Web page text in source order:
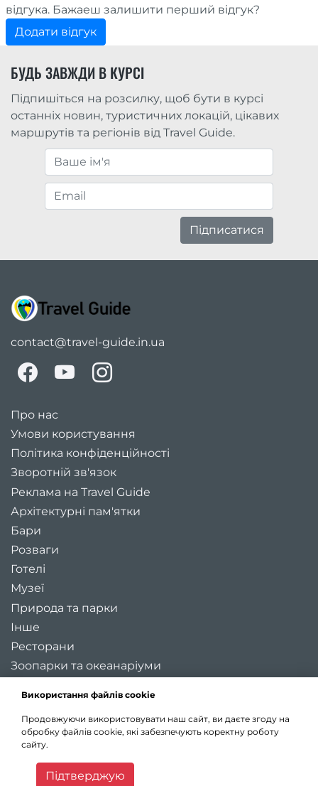
Використання файлів cookie
Продовжуючи використовувати наш сайт, ви даєте згоду на
обробку файлів cookie, які забезпечують коректну роботу
сайту.
Підтверджую
відгука. Бажаеш залишити перший відгук?
Додати відгук
БУДЬ ЗАВЖДИ В КУРСІ
Підпишіться на розсилку, щоб бути в курсі
останніх новин, туристичних локацій, цікавих
маршрутів та регіонів від Travel Guide.
Підписатися
contact@travel-guide.in.ua
Про нас
Умови користування
Політика конфіденційності
Зворотній зв'язок
Реклама на Travel Guide
Архітектурні пам'ятки
Бари
Розваги
Готелі
Музеї
Природа та парки
Інше
Ресторани
Зоопарки та океанаріуми
Регіони України
Туристичні міста України
Карта України
Статті